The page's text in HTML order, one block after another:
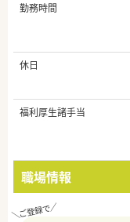
勤務時間
休日
福利厚生諸手当
職場情報